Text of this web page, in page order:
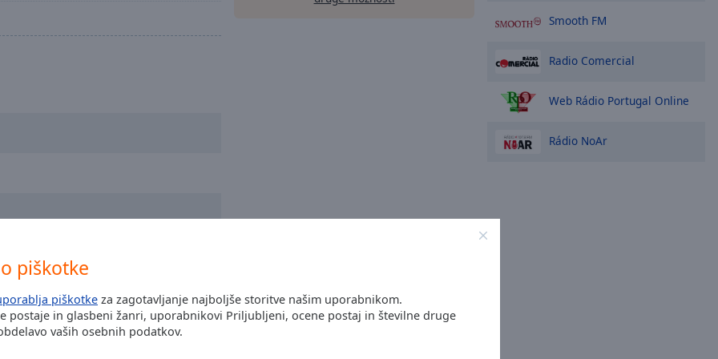
piškotke
piškotke za zagotavljanje najboljše storitve našim uporabnikom.
postaje in glasbeni žanri, uporabnikovi Priljubljeni, ocene postaj in številne druge
vaših osebnih podatkov.
Smooth FM
Radio Comercial
Web Rádio Portugal Online
Rádio NoAr